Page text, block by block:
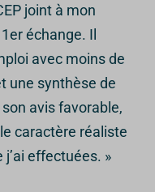
joint à mon
échange. Il
avec moins de
une synthèse de
avis favorable,
caractère réaliste
effectuées. »